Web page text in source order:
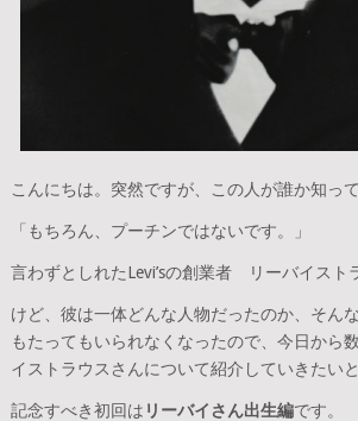
こんにちは。突然ですが、この人が誰か知っ
「もちろん、プーチンではないです。」
言わずとしれたLevi’sの創業者 リーバイスト
けど、彼は一体どんな人物だったのか、そん
もたってもいられなくなったので、今日から
イストラウスさんについて紹介していきたいと
記念すべき初回は リーバイさん出生編です。